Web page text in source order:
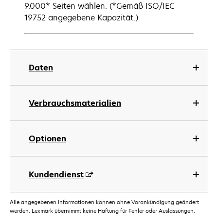
Daten
Verbrauchsmaterialien
Optionen
Kundendienst
9.000* Seiten wählen. (*Gemäß ISO/IEC
19752 angegebene Kapazität.)
Alle angegebenen Informationen können ohne Vorankündigung geändert
werden. Lexmark übernimmt keine Haftung für Fehler oder Auslassungen.